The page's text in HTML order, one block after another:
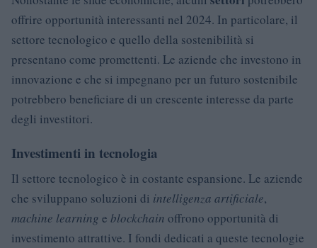
offrire opportunità interessanti nel 2024. In particolare, il
settore tecnologico e quello della sostenibilità si
presentano come promettenti. Le aziende che investono in
innovazione e che si impegnano per un futuro sostenibile
potrebbero beneficiare di un crescente interesse da parte
degli investitori.
Investimenti in tecnologia
Il settore tecnologico è in costante espansione. Le aziende
che sviluppano soluzioni di intelligenza artificiale,
machine learning e blockchain offrono opportunità di
investimento attrattive. I fondi dedicati a queste tecnologie